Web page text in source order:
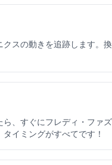
スの動きを追跡します
、すぐにフレディ・フ
イミングがすべてです！